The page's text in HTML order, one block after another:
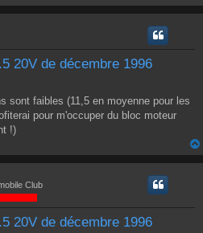
20V de décembre 1996
sont faibles (11,5 en moyenne pour les
pour m'occuper du bloc moteur
!)
Club
20V de décembre 1996